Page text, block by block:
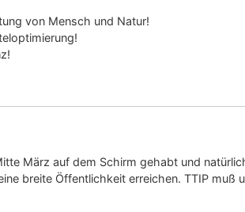
von Mensch und Natur!
März auf dem Schirm gehabt und
breite Öffentlichkeit erreichen. TTIP